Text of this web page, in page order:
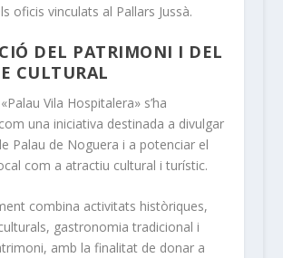
oficis vinculats al Pallars Jussà.
DEL PATRIMONI I DEL
CULTURAL
Vila Hospitalera» s’ha
una iniciativa destinada a divulgar
Palau de Noguera i a potenciar el
com a atractiu cultural i turístic.
combina activitats històriques,
gastronomia tradicional i
amb la finalitat de donar a